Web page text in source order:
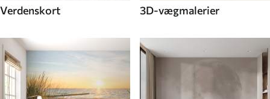
Verdenskort 3D-vægmalerier